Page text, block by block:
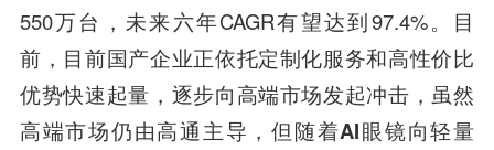
550万台，未来六年CAGR有望达到97.4%。目
前，目前国产企业正依托定制化服务和高性价比
优势快速起量，逐步向高端市场发起冲击，虽然
高端市场仍由高通主导，但随着AI眼镜向轻量